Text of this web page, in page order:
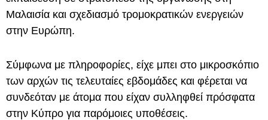
Μαλαισία και σχεδιασμό τρομοκρατικών ενεργειών
στην Ευρώπη.
Σύμφωνα με πληροφορίες, είχε μπει στο μικροσκόπιο
των αρχών τις τελευταίες εβδομάδες και φέρεται να
συνδεόταν με άτομα που είχαν συλληφθεί πρόσφατα
στην Κύπρο για παρόμοιες υποθέσεις.